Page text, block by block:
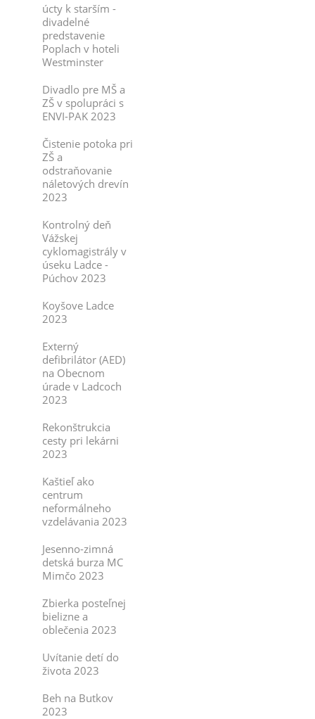
úcty k starším -
divadelné
predstavenie
Poplach v hoteli
Westminster
Divadlo pre MŠ a
ZŠ v spolupráci s
ENVI-PAK 2023
Čistenie potoka pri
ZŠ a
odstraňovanie
náletových drevín
2023
Kontrolný deň
Vážskej
cyklomagistrály v
úseku Ladce -
Púchov 2023
Koyšove Ladce
2023
Externý
defibrilátor (AED)
na Obecnom
úrade v Ladcoch
2023
Rekonštrukcia
cesty pri lekárni
2023
Kaštieľ ako
centrum
neformálneho
vzdelávania 2023
Jesenno-zimná
detská burza MC
Mimčo 2023
Zbierka posteľnej
bielizne a
oblečenia 2023
Uvítanie detí do
života 2023
Beh na Butkov
2023